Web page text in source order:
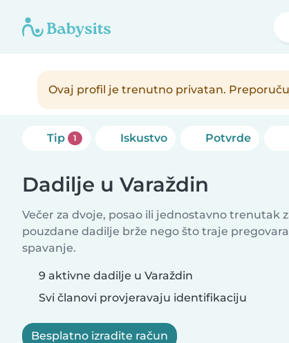
Ovaj profil je trenutno privatan.
Tip 1 Iskustvo Potvrde
Dadilje u Varaždin
Večer za dvoje, posao ili jednostavno trenutak
pouzdane dadilje brže nego što traje
spavanje.
9 aktivne dadilje u Varaždin
Svi članovi provjeravaju identifikaciju
Besplatno izradite račun